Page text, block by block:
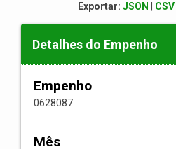
Exportar: JSON CSV|
Detalhes do Empenho
Empenho
0628087
Mês